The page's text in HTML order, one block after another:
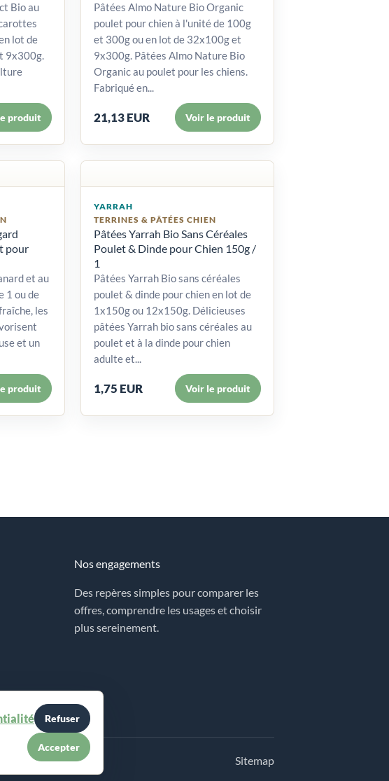
Bio au
lot de
9x300g.
produit
Pâtées Almo Nature Bio Organic
poulet pour chien à l'unité de 100g
et 300g ou en lot de 32x100g et
9x300g. Pâtées Almo Nature Bio
Organic au poulet pour les chiens.
Fabriqué en...
21,13 EUR Voir le produit
pour
et au
1 ou de
les
et un
produit
YARRAH
TERRINES & PÂTÉES CHIEN
Pâtées Yarrah Bio Sans Céréales
Poulet & Dinde pour Chien 150g /
1
Pâtées Yarrah Bio sans céréales
poulet & dinde pour chien en lot de
1x150g ou 12x150g. Délicieuses
pâtées Yarrah bio sans céréales au
poulet et à la dinde pour chien
adulte et...
1,75 EUR Voir le produit
Nos engagements
Des repères simples pour comparer les
offres, comprendre les usages et choisir
plus sereinement.
Sitemap
Refuser
Accepter